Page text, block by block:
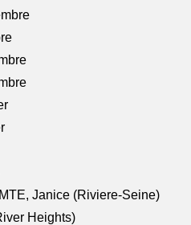
Janice (Riviere-Seine)
Heights)